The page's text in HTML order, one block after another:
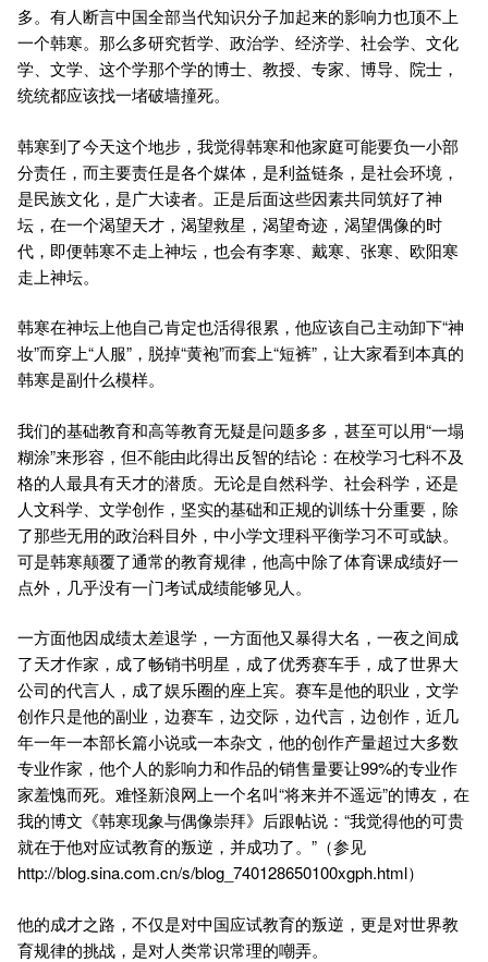
多。有人断言中国全部当代知识分子加起来的影响力也顶不上
一个韩寒。那么多研究哲学、政治学、经济学、社会学、文化
学、文学、这个学那个学的博士、教授、专家、博导、院士，
统统都应该找一堵破墙撞死。
韩寒到了今天这个地步，我觉得韩寒和他家庭可能要负一小部
分责任，而主要责任是各个媒体，是利益链条，是社会环境，
是民族文化，是广大读者。正是后面这些因素共同筑好了神
坛，在一个渴望天才，渴望救星，渴望奇迹，渴望偶像的时
代，即便韩寒不走上神坛，也会有李寒、戴寒、张寒、欧阳寒
走上神坛。
韩寒在神坛上他自己肯定也活得很累，他应该自己主动卸下“神
妆”而穿上“人服”，脱掉“黄袍”而套上“短裤”，让大家看到本真的
韩寒是副什么模样。
我们的基础教育和高等教育无疑是问题多多，甚至可以用“一塌
糊涂”来形容，但不能由此得出反智的结论：在校学习七科不及
格的人最具有天才的潜质。无论是自然科学、社会科学，还是
人文科学、文学创作，坚实的基础和正规的训练十分重要，除
了那些无用的政治科目外，中小学文理科平衡学习不可或缺。
可是韩寒颠覆了通常的教育规律，他高中除了体育课成绩好一
点外，几乎没有一门考试成绩能够见人。
一方面他因成绩太差退学，一方面他又暴得大名，一夜之间成
了天才作家，成了畅销书明星，成了优秀赛车手，成了世界大
公司的代言人，成了娱乐圈的座上宾。赛车是他的职业，文学
创作只是他的副业，边赛车，边交际，边代言，边创作，近几
年一年一本部长篇小说或一本杂文，他的创作产量超过大多数
专业作家，他个人的影响力和作品的销售量要让99%的专业作
家羞愧而死。难怪新浪网上一个名叫“将来并不遥远”的博友，在
我的博文《韩寒现象与偶像崇拜》后跟帖说：“我觉得他的可贵
就在于他对应试教育的叛逆，并成功了。”（参见
http://blog.sina.com.cn/s/blog_740128650100xgph.html）
他的成才之路，不仅是对中国应试教育的叛逆，更是对世界教
育规律的挑战，是对人类常识常理的嘲弄。